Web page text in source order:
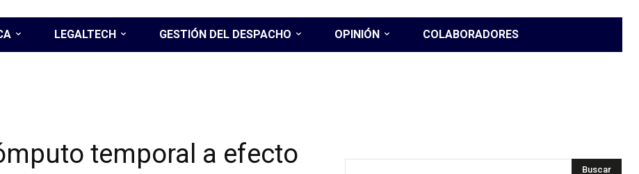
LEGALTECH GESTIÓN DEL DESPACHO OPINIÓN COLABORADORES
temporal a efecto
Buscar